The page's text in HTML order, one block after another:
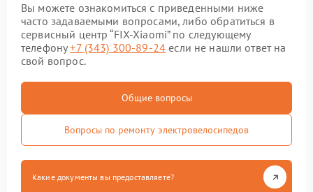
Вы можете ознакомиться с приведенными ниже
часто задаваемыми вопросами, либо обратиться в
сервисный центр “FIX-Xiaomi” по следующему
телефону+7 (343) 300-89-24 если не нашли ответ на
свой вопрос.
Общие вопросы
Вопросы по ремонту электровелосипедов
Какие документы вы предоставляете?